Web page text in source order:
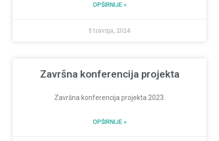
OPŠIRNIJE »
5 travnja, 2024
Završna konferencija projekta
Završna konferencija projekta 2023.
OPŠIRNIJE »